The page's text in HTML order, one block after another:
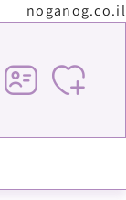
noganog.co.il